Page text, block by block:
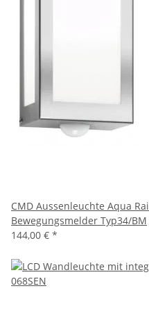
CMD Aussenleuchte Aqua
Bewegungsmelder Typ34/BM
144,00 € *